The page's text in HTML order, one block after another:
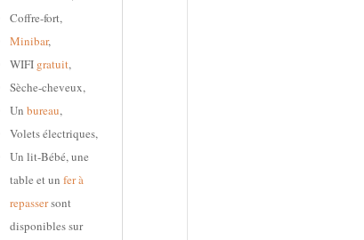
Coffre-fort,
Minibar,
WIFI gratuit,
Sèche-cheveux,
Unbureau,
Volets électriques,
Un lit-Bébé, une
table et un fer à
repassersont
disponibles sur